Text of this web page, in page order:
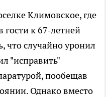
Климовское, где
к 67-летней
случайно уронил
"исправить"
пообещав
Однако вместо